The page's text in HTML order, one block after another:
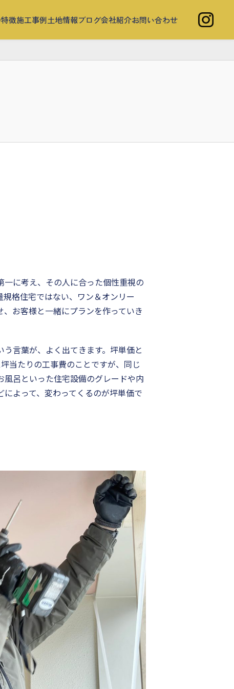
徴施工事例土地情報ブログ会社紹介お問い合わせ
に考え、その人に合った個性重視の
格住宅ではない、ワン＆オンリー
お客様と一緒にプランを作っていき
言葉が、よく出てきます。坪単価と
当たりの工事費のことですが、同じ
呂といった住宅設備のグレードや内
よって、変わってくるのが坪単価で